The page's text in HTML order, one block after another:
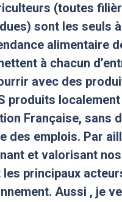
(toutes
sont les seuls
alimentaire
à chacun
avec des
produits localement
Française, sans
des emplois. Par
et valorisant
principaux
Aussi , je